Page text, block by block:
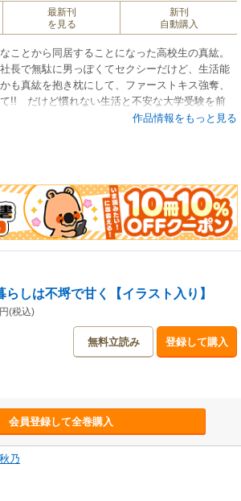
最新刊
を見る
新刊
自動購入
ことから同居することになった高校生の真紘。
長で無駄に男っぽくてセクシーだけど、生活能
真紘を抱き枕にして、ファーストキス強奪、
!! だけど慣れない生活と不安な大学受験を前
う真紘を、泰心は温かく包み込むように甘やか
作品情報をもっと見る
らしは不埒で甘く【イラスト入り】
(税込)
無料立読み 登録して購入
会員登録して全巻購入
乃